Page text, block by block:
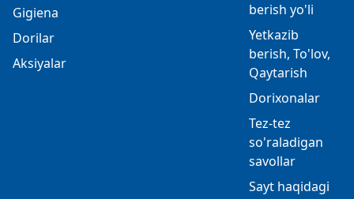
Gigiena
Dorilar
Aksiyalar
berish yo'li
Yetkazib
berish, To'lov,
Qaytarish
Dorixonalar
Tez-tez
so'raladigan
savollar
Sayt haqidagi